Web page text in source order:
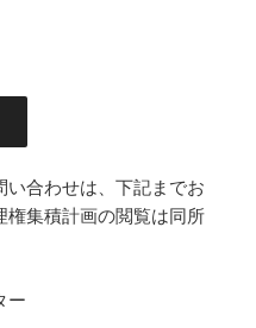
い合わせは、下記までお
権集積計画の閲覧は同所
ー